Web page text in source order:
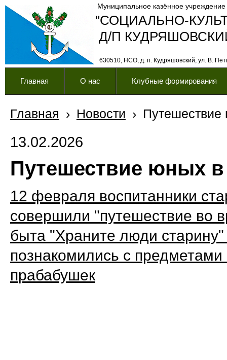
"СОЦИАЛЬНО-
630510, НСО, д. п. Кудряшовский, ул. В.
Муниципальное казённое учреждение
Д/П
Главная О нас Клубные формирования
Главная › Новости › Путешествие
13.02.2026
Путешествие юных в
12 февраля воспитанники
совершили "путешествие во
быта "Храните люди
познакомились с
прабабушек